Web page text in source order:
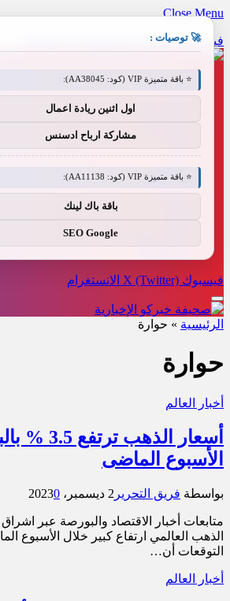
Close Menu
فيسبوك X (Twitter)
أخبار العالم
رياضة
عاجل
طب وصحة
سياسة
فيسبوك X (Twitter) الانستغرام
الرئيسية » حوارة
حوارة
أخبار العالم
أسعار
الأسبوع الماضى
بواسطة فريق التحرير 2 ديسمبر، 2023 0
متابعات أخبار الاقتصاد والبورصة عبر
الذهب العالمي ارتفاع كبير خلال الأسبوع
التوقعات أن…
أخبار العالم
🚀 توصيات :
⭐ باقة متميزة VIP (كود: AA38045):
اول اثنين ريادة اعمال
مشاركة ارباح ادسنس
⭐ باقة متميزة VIP (كود: AA11138):
باقة باك لينك
SEO Google